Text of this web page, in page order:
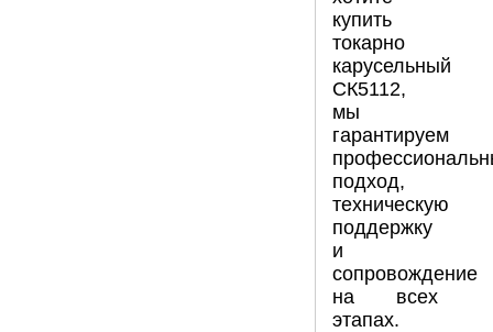
купить
токарно
карусельный
СК5112,
мы
гарантируем
подход,
техническую
поддержку
и
сопровождение
на всех
этапах.